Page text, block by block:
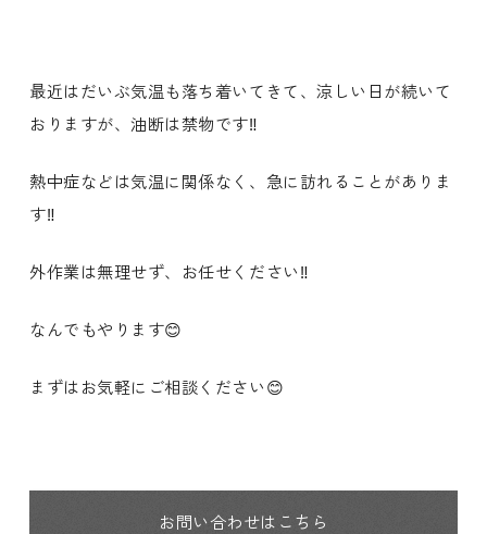
最近はだいぶ気温も落ち着いてきて、涼しい日が続いて
おりますが、油断は禁物です‼️
熱中症などは気温に関係なく、急に訪れることがありま
す‼️
外作業は無理せず、お任せください‼️
なんでもやります😊
まずはお気軽にご相談ください😊
お問い合わせはこちら